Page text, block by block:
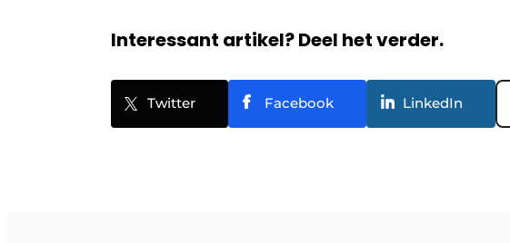
Interessant artikel? Deel het verder.
Twitter Facebook LinkedIn